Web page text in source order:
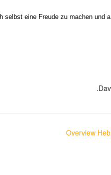
eine Freude zu machen und
Overview